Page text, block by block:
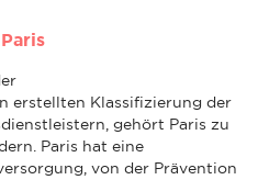
erstellten Klassifizierung der
gehört Paris zu
Paris hat eine
von der Prävention